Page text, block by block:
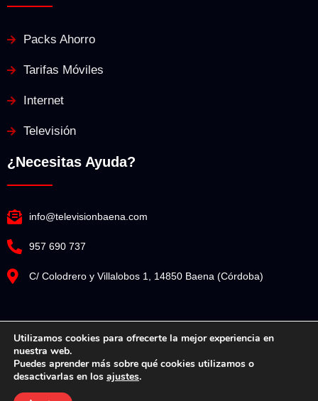
Packs Ahorro
Tarifas Móviles
Internet
Televisión
¿Necesitas Ayuda?
info@televisionbaena.com
957 690 737
C/ Colodrero y Villalobos 1, 14850 Baena (Córdoba)
Televisión Baena© Copyright 2025. Todos los derechos reservados.
Utilizamos cookies para ofrecerte la mejor experiencia en
nuestra web.
Puedes aprender más sobre qué cookies utilizamos o
desactivarlas en los ajustes.